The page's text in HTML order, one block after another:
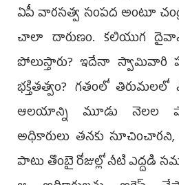
ఏపీ వారసత్వ సంపద అంటూ
చాలా దారుణం. కలియుగ
పోలుస్తారు? ఇదేనా స్వామివారి
భక్తితత్వం? గతంలో తిరుమలలో
ఆలయాన్ని మూడు నెలల
అధికారులు తనకు
పాటు తొంబై రోజుల్లో నీటి ఎద్దడి